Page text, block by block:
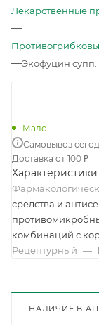
Лекарственные
—
—Экофуцин супп.
Мало
Самовывоз
Доставка от 100 ₽
Характеристики
средства и
комбинаций с
Рецептурный —
НАЛИЧИЕ В